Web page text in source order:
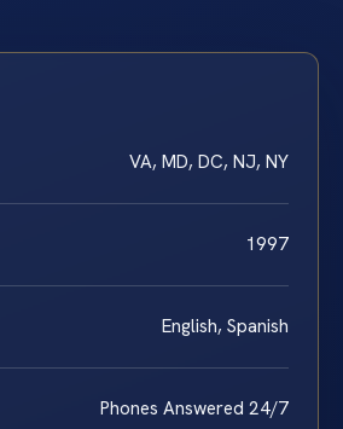
VA, MD, DC, NJ, NY
1997
English, Spanish
Phones Answered 24/7